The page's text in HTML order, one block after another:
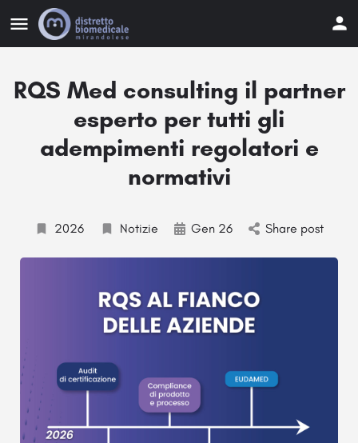
RQS Med consulting il partner
esperto per tutti gli
adempimenti regolatori e
normativi
2026 Notizie Gen 26 Share post